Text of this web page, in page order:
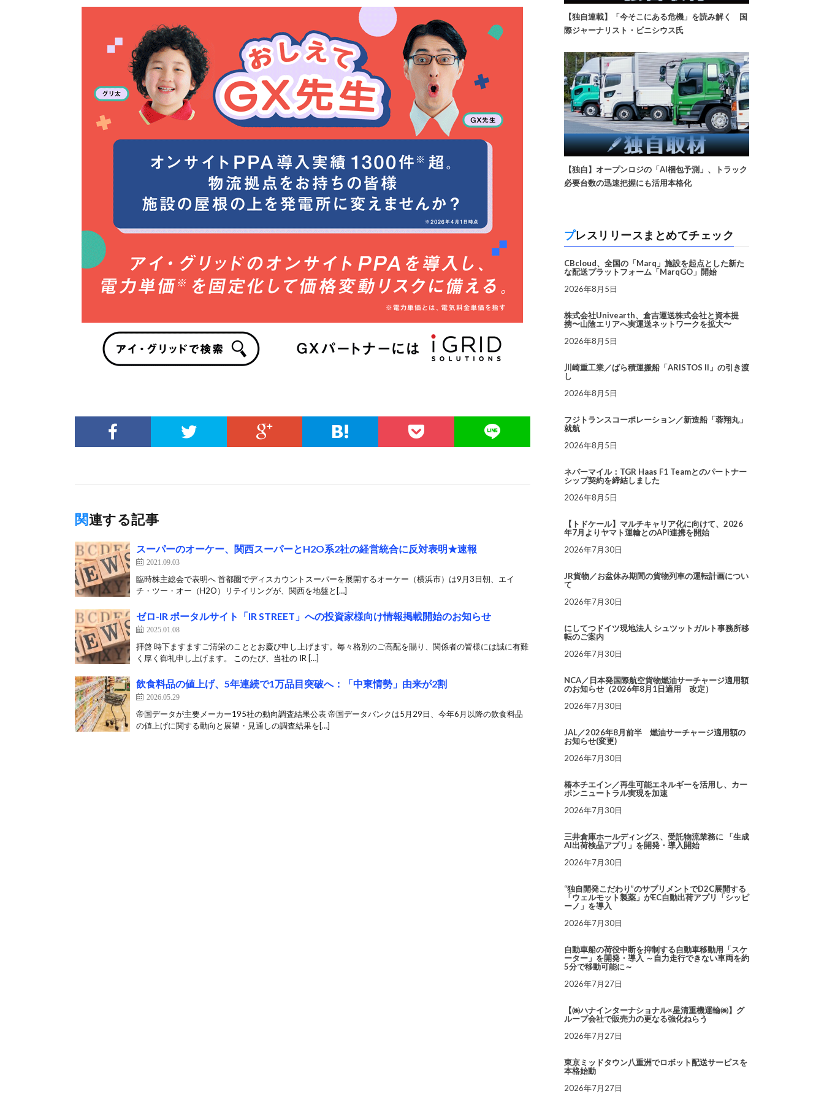
関連する記事
スーパーのオーケー、関西スーパーとH2O系2社の経営統合に反対表明★速報
2021.09.03
臨時株主総会で表明へ 首都圏でディスカウントスーパーを展開するオーケー（横浜市）は9月3日朝、エイ
チ・ツー・オー（H2O）リテイリングが、関西を地盤と[…]
ゼロ-IR ポータルサイト「IR STREET」への投資家様向け情報掲載開始のお知らせ
2025.01.08
拝啓 時下ますますご清栄のこととお慶び申し上げます。毎々格別のご高配を賜り、関係者の皆様には誠に有難
く厚く御礼申し上げます。 このたび、当社の IR […]
飲食料品の値上げ、5年連続で1万品目突破へ：「中東情勢」由来が2割
2026.05.29
帝国データが主要メーカー195社の動向調査結果公表 帝国データバンクは5月29日、今年6月以降の飲食料品
の値上げに関する動向と展望・見通しの調査結果を[…]
【独自連載】「今そこにある危機」を読み解く 国
際ジャーナリスト・ビニシウス氏
【独自】オープンロジの「AI梱包予測」、トラック
必要台数の迅速把握にも活用本格化
プレスリリースまとめてチェック
CBcloud、全国の「Marq」施設を起点とした新た
な配送プラットフォーム「MarqGO」開始
2026年8月5日
株式会社Univearth、倉吉運送株式会社と資本提
携〜山陰エリアへ実運送ネットワークを拡大〜
2026年8月5日
川崎重工業／ばら積運搬船「ARISTOS II」の引き渡
し
2026年8月5日
フジトランスコーポレーション／新造船「蓉翔丸」
就航
2026年8月5日
ネバーマイル：TGR Haas F1 Teamとのパートナー
シップ契約を締結しました
2026年8月5日
【トドケール】マルチキャリア化に向けて、2026
年7月よりヤマト運輸とのAPI連携を開始
2026年7月30日
JR貨物／お盆休み期間の貨物列車の運転計画につい
て
2026年7月30日
にしてつドイツ現地法人 シュツットガルト事務所移
転のご案内
2026年7月30日
NCA／日本発国際航空貨物燃油サーチャージ適用額
のお知らせ（2026年8月1日適用 改定）
2026年7月30日
JAL／2026年8月前半 燃油サーチャージ適用額の
お知らせ(変更)
2026年7月30日
椿本チエイン／再生可能エネルギーを活用し、カー
ボンニュートラル実現を加速
2026年7月30日
三井倉庫ホールディングス、受託物流業務に 「生成
AI出荷検品アプリ」を開発・導入開始
2026年7月30日
“独自開発こだわり”のサプリメントでD2C展開する
「ウェルモット製薬」がEC自動出荷アプリ「シッピ
ーノ」を導入
2026年7月30日
自動車船の荷役中断を抑制する自動車移動用「スケ
ーター」を開発・導入 ～自力走行できない車両を約
5分で移動可能に～
2026年7月27日
【㈱ハナインターナショナル×星清重機運輸㈱】グ
ループ会社で販売力の更なる強化ねらう
2026年7月27日
東京ミッドタウン八重洲でロボット配送サービスを
本格始動
2026年7月27日